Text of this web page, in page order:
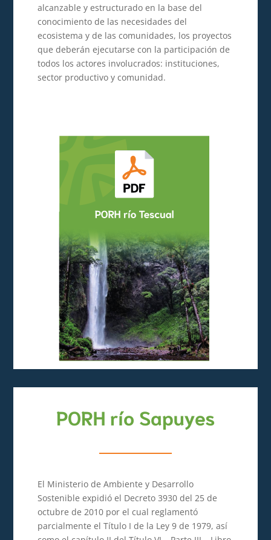
alcanzable y estructurado en la base del
conocimiento de las necesidades del
ecosistema y de las comunidades, los proyectos
que deberán ejecutarse con la participación de
todos los actores involucrados: instituciones,
sector productivo y comunidad.
PORH río Sapuyes
El Ministerio de Ambiente y Desarrollo
Sostenible expidió el Decreto 3930 del 25 de
octubre de 2010 por el cual reglamentó
parcialmente el Título I de la Ley 9 de 1979, así